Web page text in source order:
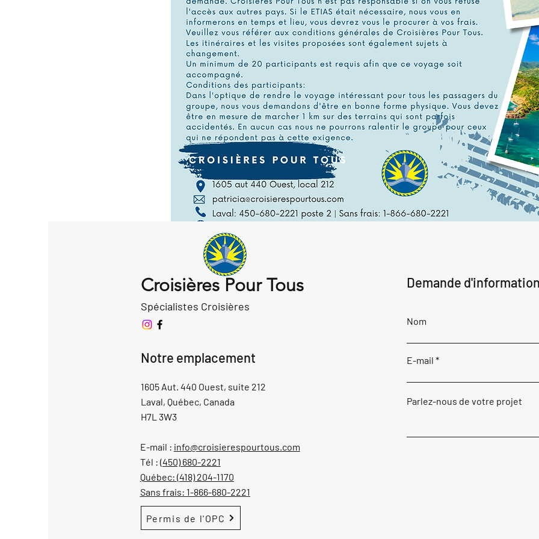
Croisières Pour Tous
Spécialistes Croisières
Notre emplacement
1605 Aut. 440 Ouest, suite 212
Laval, Québec, Canada
H7L 3W3
E-mail : info@croisierespourtous.com
Tél : (450) 680-2221
Québec: (418) 204-1170
Sans frais: 1-866-680-2221
Permis de l'OPC
Demande
Nom
E-mail
Parlez-nous de votre projet